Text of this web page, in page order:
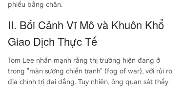
phiếu bằng chân.
II. Bối Cảnh Vĩ Mô và Khuôn Khổ
Giao Dịch Thực Tế
Tom Lee nhấn mạnh rằng thị trường hiện đang ở
trong "màn sương chiến tranh" (fog of war), với rủi ro
địa chính trị dai dẳng. Tuy nhiên, ông quan sát thấy